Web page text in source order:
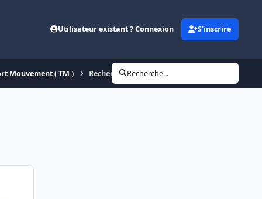
Utilisateur existant ? Connexion S’inscrire
Mouvement ( TM ) Recherche permutant TTMV sur région de
Recherche...